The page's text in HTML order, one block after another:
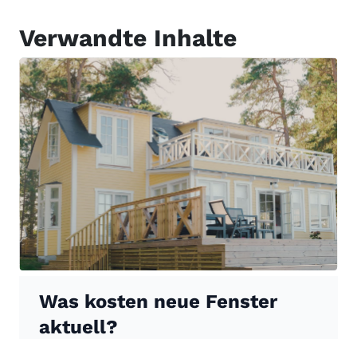
Verwandte Inhalte
Was kosten neue Fenster
aktuell?